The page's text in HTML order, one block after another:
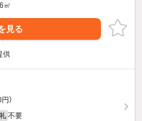
㎡
見る
供
）
礼 不要